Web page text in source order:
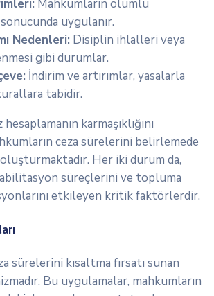
Mahkumların olumlu
sonucunda uygulanır.
Nedenleri: Disiplin ihlalleri veya
gibi durumlar.
İndirim ve artırımlar, yasalarla
tabidir.
karmaşıklığını
ceza sürelerini belirlemede
Her iki durum da,
süreçlerini ve topluma
etkileyen kritik faktörlerdir.
sürelerini kısaltma fırsatı sunan
Bu uygulamalar, mahkumların